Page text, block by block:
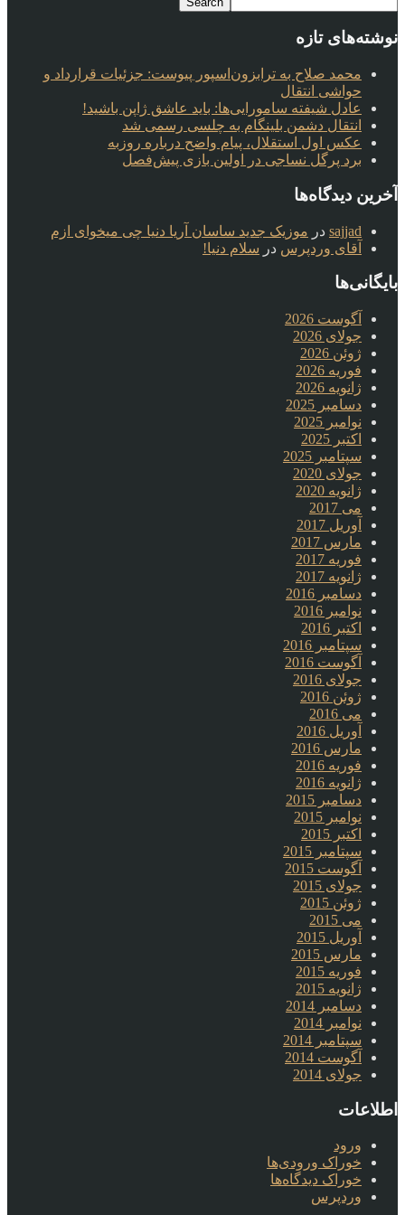
نوشته‌های تازه
محمد صلاح به ترابزون‌اسپور پیوست: جزئیات قرارداد و
حواشی انتقال
عادل شیفته سامورایی‌ها: باید عاشق ژاپن باشید!
انتقال دشمن بلینگام به چلسی رسمی شد
عکس اول استقلال، پیام واضح درباره روزبه
برد پرگل نساجی در اولین بازی پیش‌فصل
آخرین دیدگاه‌ها
sajjad در موزیک جدید ساسان آریا دنیا چی میخوای ازم
آقای وردپرس در سلام دنیا!
بایگانی‌ها
آگوست 2026
جولای 2026
ژوئن 2026
فوریه 2026
ژانویه 2026
دسامبر 2025
نوامبر 2025
اکتبر 2025
سپتامبر 2025
جولای 2020
ژانویه 2020
می 2017
آوریل 2017
مارس 2017
فوریه 2017
ژانویه 2017
دسامبر 2016
نوامبر 2016
اکتبر 2016
سپتامبر 2016
آگوست 2016
جولای 2016
ژوئن 2016
می 2016
آوریل 2016
مارس 2016
فوریه 2016
ژانویه 2016
دسامبر 2015
نوامبر 2015
اکتبر 2015
سپتامبر 2015
آگوست 2015
جولای 2015
ژوئن 2015
می 2015
آوریل 2015
مارس 2015
فوریه 2015
ژانویه 2015
دسامبر 2014
نوامبر 2014
سپتامبر 2014
آگوست 2014
جولای 2014
اطلاعات
ورود
خوراک ورودی‌ها
خوراک دیدگاه‌ها
وردپرس